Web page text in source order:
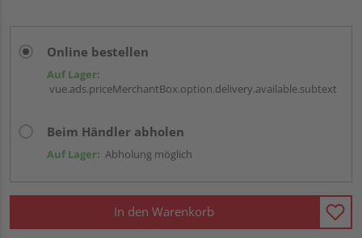
Online bestellen
Auf Lager:
vue.ads.priceMerchantBox.option.delivery.available.subtext
Beim Händler abholen
Auf Lager: Abholung möglich
In den Warenkorb